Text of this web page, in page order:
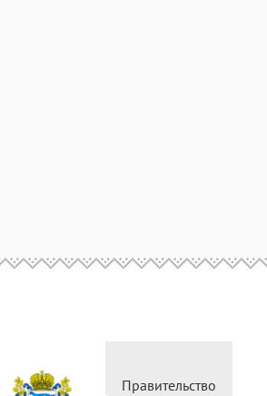
Министерство